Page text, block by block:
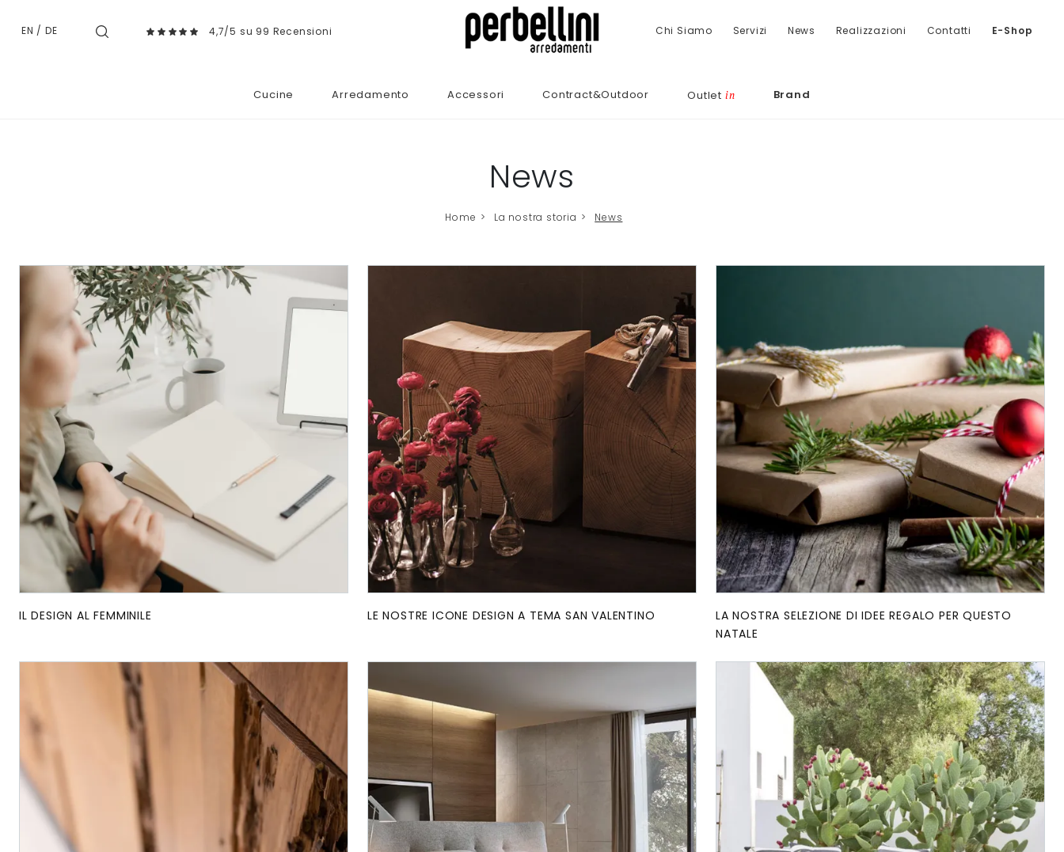
Chi Siamo Servizi News Realizzazioni Contatti E-Shop
EN / DE 4,7/5 su 99 Recensioni
Cucine Arredamento Accessori Contract&Outdoor Outlet in Brand
News
Home > La nostra storia > News
IL DESIGN AL FEMMINILE LE NOSTRE ICONE DESIGN A TEMA SAN VALENTINO
LA NOSTRA SELEZIONE DI IDEE REGALO PER QUESTO
NATALE